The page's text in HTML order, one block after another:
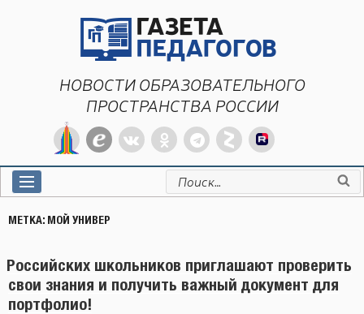
НОВОСТИ ОБРАЗОВАТЕЛЬНОГО
ПРОСТРАНСТВА РОССИИ
Искать:
МЕТКА: МОЙ УНИВЕР
Российских школьников приглашают проверить
свои знания и получить важный документ для
портфолио!